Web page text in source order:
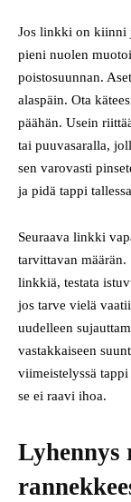
Jos linkki on kiinni
pieni nuolen
poistosuunnan.
alaspäin. Ota
päähän. Usein
tai puuvasaralla,
sen varovasti
ja pidä tappi
Seuraava linkki
tarvittavan
linkkiä, testata
jos tarve vielä
uudelleen
vastakkaiseen
viimeistelyssä
se ei raavi ihoa.
Lyhennys